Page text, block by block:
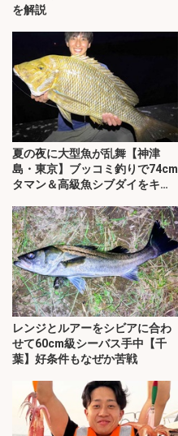
を解説
夏の夜に大型魚が乱舞【神津
島・東京】ブッコミ釣りで74cm
タマン＆高級魚シブダイをキャ
レンジとルアーをシビアに合わ
せて60cm級シーバス手中【千
葉】好条件もなぜか苦戦